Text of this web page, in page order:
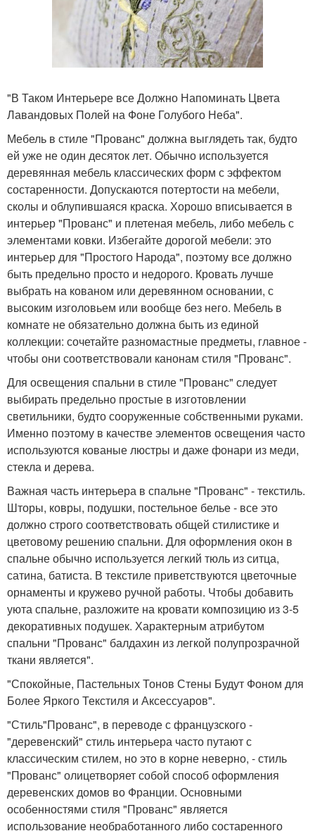
"В Таком Интерьере все Должно Напоминать Цвета
Лавандовых Полей на Фоне Голубого Неба".
Мебель в стиле "Прованс" должна выглядеть так, будто
ей уже не один десяток лет. Обычно используется
деревянная мебель классических форм с эффектом
состаренности. Допускаются потертости на мебели,
сколы и облупившаяся краска. Хорошо вписывается в
интерьер "Прованс" и плетеная мебель, либо мебель с
элементами ковки. Избегайте дорогой мебели: это
интерьер для "Простого Народа", поэтому все должно
быть предельно просто и недорого. Кровать лучше
выбрать на кованом или деревянном основании, с
высоким изголовьем или вообще без него. Мебель в
комнате не обязательно должна быть из единой
коллекции: сочетайте разномастные предметы, главное -
чтобы они соответствовали канонам стиля "Прованс".
Для освещения спальни в стиле "Прованс" следует
выбирать предельно простые в изготовлении
светильники, будто сооруженные собственными руками.
Именно поэтому в качестве элементов освещения часто
используются кованые люстры и даже фонари из меди,
стекла и дерева.
Важная часть интерьера в спальне "Прованс" - текстиль.
Шторы, ковры, подушки, постельное белье - все это
должно строго соответствовать общей стилистике и
цветовому решению спальни. Для оформления окон в
спальне обычно используется легкий тюль из ситца,
сатина, батиста. В текстиле приветствуются цветочные
орнаменты и кружево ручной работы. Чтобы добавить
уюта спальне, разложите на кровати композицию из 3-5
декоративных подушек. Характерным атрибутом
спальни "Прованс" балдахин из легкой полупрозрачной
ткани является".
"Спокойные, Пастельных Тонов Стены Будут Фоном для
Более Яркого Текстиля и Аксессуаров".
"Стиль"Прованс", в переводе с французского -
"деревенский" стиль интерьера часто путают с
классическим стилем, но это в корне неверно, - стиль
"Прованс" олицетворяет собой способ оформления
деревенских домов во Франции. Основными
особенностями стиля "Прованс" является
использование необработанного либо состаренного